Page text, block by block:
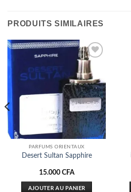
PRODUITS SIMILAIRES
Ajouter
à la liste
d’envies
PARFUMS ORIENTAUX
Desert Sultan Sapphire
15.000 CFA
AJOUTER AU PANIER